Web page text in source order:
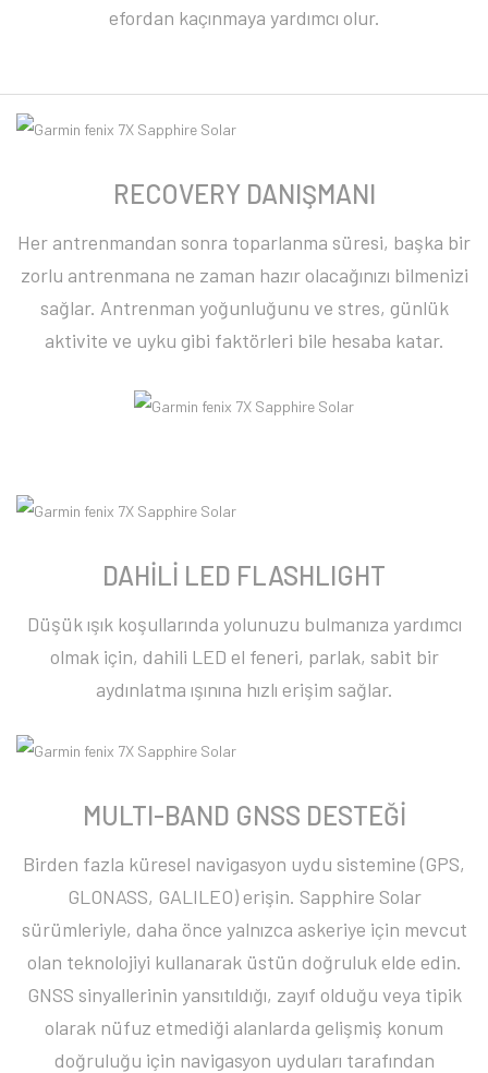
efordan kaçınmaya yardımcı olur.
RECOVERY DANIŞMANI
Her antrenmandan sonra toparlanma süresi, başka bir
zorlu antrenmana ne zaman hazır olacağınızı bilmenizi
sağlar. Antrenman yoğunluğunu ve stres, günlük
aktivite ve uyku gibi faktörleri bile hesaba katar.
DAHİLİ LED FLASHLIGHT
Düşük ışık koşullarında yolunuzu bulmanıza yardımcı
olmak için, dahili LED el feneri, parlak, sabit bir
aydınlatma ışınına hızlı erişim sağlar.
MULTI-BAND GNSS DESTEĞİ
Birden fazla küresel navigasyon uydu sistemine (GPS,
GLONASS, GALILEO) erişin. Sapphire Solar
sürümleriyle, daha önce yalnızca askeriye için mevcut
olan teknolojiyi kullanarak üstün doğruluk elde edin.
GNSS sinyallerinin yansıtıldığı, zayıf olduğu veya tipik
olarak nüfuz etmediği alanlarda gelişmiş konum
doğruluğu için navigasyon uyduları tarafından